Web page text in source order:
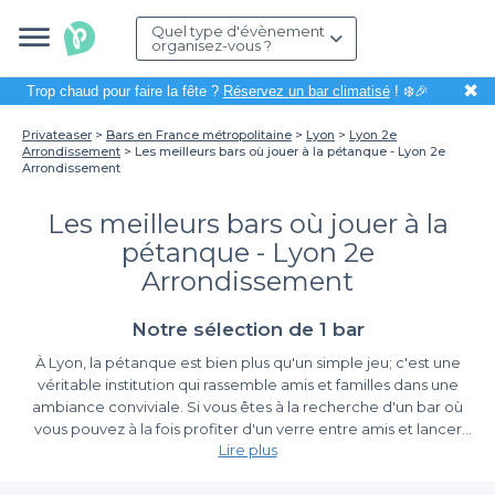
Quel type d'évènement
organisez-vous ?
Trop chaud pour faire la fête ? Réservez un bar climatisé! ❄️🎉 ✖
Privateaser Bars en France métropolitaine Lyon
Lyon 2e
Arrondissement
Les meilleurs bars où jouer à la pétanque - Lyon 2e
Arrondissement
Les meilleurs bars où jouer à la
pétanque - Lyon 2e
Arrondissement
Notre sélection de 1 bar
À Lyon, la pétanque est bien plus qu'un simple jeu; c'est une
véritable institution qui rassemble amis et familles dans une
ambiance conviviale. Si vous êtes à la recherche d'un bar où
vous pouvez à la fois profiter d'un verre entre amis et lancer
quelques boules, le 2e arrondissement est une destination
Lire plus